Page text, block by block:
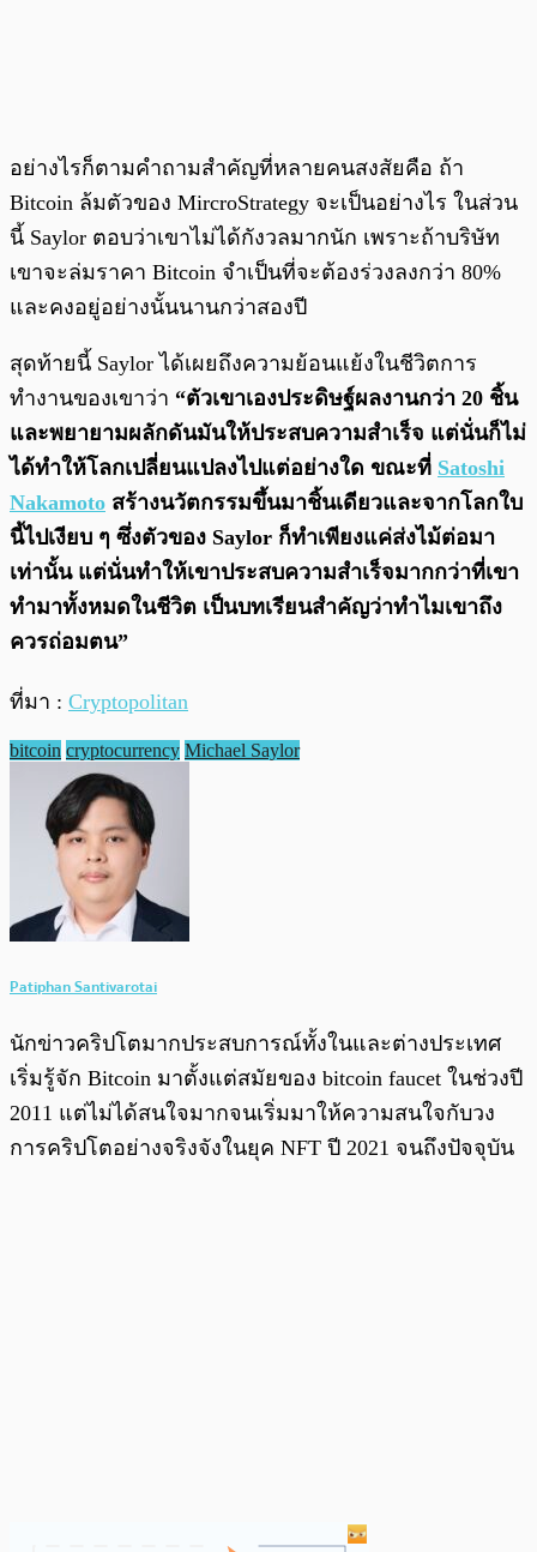
อย่างไรก็ตามคำถามสำคัญที่หลายคนสงสัยคือ ถ้า
Bitcoin ล้มตัวของ MircroStrategy จะเป็นอย่างไร ในส่วน
นี้ Saylor ตอบว่าเขาไม่ได้กังวลมากนัก เพราะถ้าบริษัท
เขาจะล่มราคา Bitcoin จำเป็นที่จะต้องร่วงลงกว่า 80%
และคงอยู่อย่างนั้นนานกว่าสองปี
สุดท้ายนี้ Saylor ได้เผยถึงความย้อนแย้งในชีวิตการ
ทำงานของเขาว่า “ตัวเขาเองประดิษฐ์ผลงานกว่า 20 ชิ้น
และพยายามผลักดันมันให้ประสบความสำเร็จ แต่นั่นก็ไม่
ได้ทำให้โลกเปลี่ยนแปลงไปแต่อย่างใด ขณะที่ Satoshi
Nakamoto สร้างนวัตกรรมขึ้นมาชิ้นเดียวและจากโลกใบ
นี้ไปเงียบ ๆ ซึ่งตัวของ Saylor ก็ทำเพียงแค่ส่งไม้ต่อมา
เท่านั้น แต่นั่นทำให้เขาประสบความสำเร็จมากกว่าที่เขา
ทำมาทั้งหมดในชีวิต เป็นบทเรียนสำคัญว่าทำไมเขาถึง
ควรถ่อมตน”
ที่มา : Cryptopolitan
bitcoin cryptocurrency Michael Saylor
Patiphan Santivarotai
นักข่าวคริปโตมากประสบการณ์ทั้งในและต่างประเทศ
เริ่มรู้จัก Bitcoin มาตั้งแต่สมัยของ bitcoin faucet ในช่วงปี
2011 แต่ไม่ได้สนใจมากจนเริ่มมาให้ความสนใจกับวง
การคริปโตอย่างจริงจังในยุค NFT ปี 2021 จนถึงปัจจุบัน